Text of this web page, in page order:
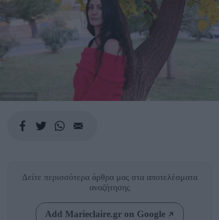
Η ΙΟΛΗ ΑΝΔΡΕΑΔΗ.
Δείτε περισσότερα άρθρα μας στα αποτελέσματα
αναζήτησης
Add Marieclaire.gr on Google